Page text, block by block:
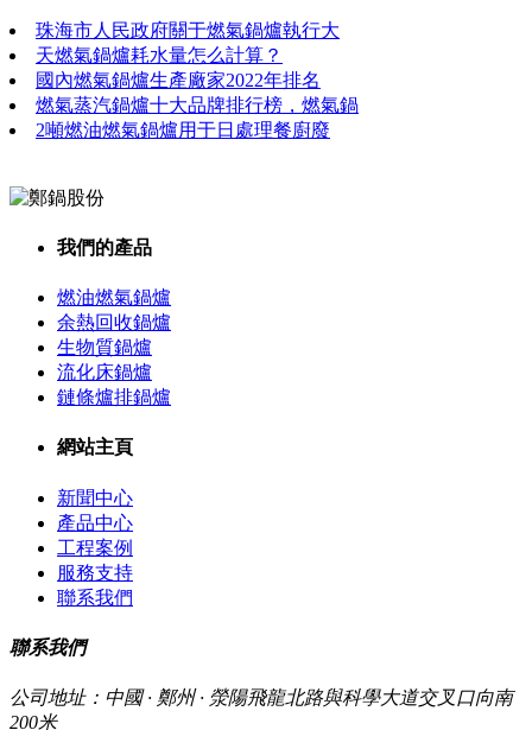
珠海市人民政府關于燃氣鍋爐執行大
天燃氣鍋爐耗水量怎么計算？
國內燃氣鍋爐生產廠家2022年排名
燃氣蒸汽鍋爐十大品牌排行榜，燃氣鍋
2噸燃油燃氣鍋爐用于日處理餐廚廢
我們的產品
燃油燃氣鍋爐
余熱回收鍋爐
生物質鍋爐
流化床鍋爐
鏈條爐排鍋爐
網站主頁
新聞中心
產品中心
工程案例
服務支持
聯系我們
聯系我們
公司地址：中國 · 鄭州 · 滎陽飛龍北路與科學大道交叉口向南
200米